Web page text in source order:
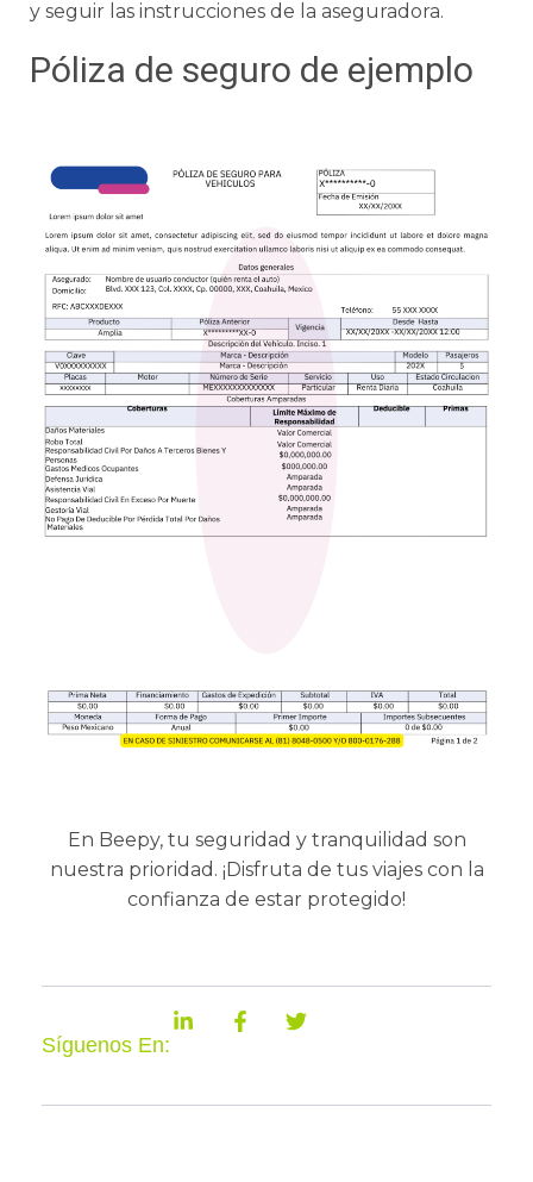
y seguir las instrucciones de la aseguradora.
Póliza de seguro de ejemplo
En Beepy, tu seguridad y tranquilidad son
nuestra prioridad. ¡Disfruta de tus viajes con la
confianza de estar protegido!
Síguenos En: